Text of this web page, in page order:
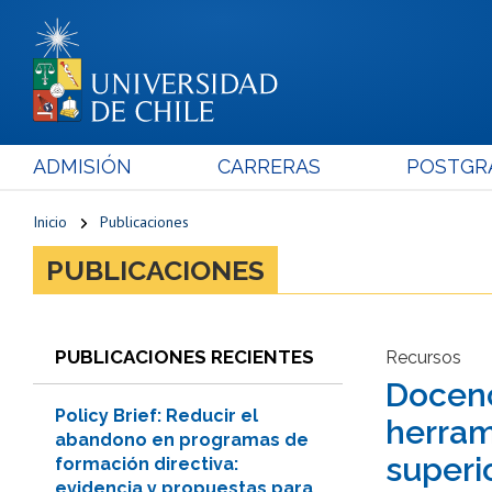
ADMISIÓN CARRERAS
Inicio Publicaciones
PUBLICACIONES
PUBLICACIONES RECIENTES
Policy Brief: Reducir el
abandono en programas de
formación directiva:
evidencia y propuestas para
Recursos